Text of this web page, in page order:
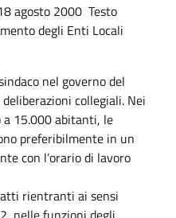
agosto 2000 Testo
degli Enti Locali
nel governo del
collegiali. Nei
a 15.000 abitanti, le
preferibilmente in un
con l’orario di lavoro
rientranti ai sensi